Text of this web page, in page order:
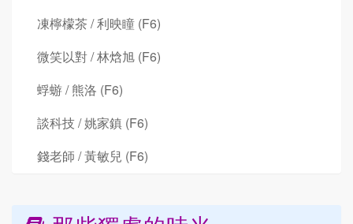
凍檸檬茶 / 利映瞳 (F6)
微笑以對 / 林焓旭 (F6)
蜉蝣 / 熊洛 (F6)
談科技 / 姚家鎮 (F6)
錢老師 / 黃敏兒 (F6)